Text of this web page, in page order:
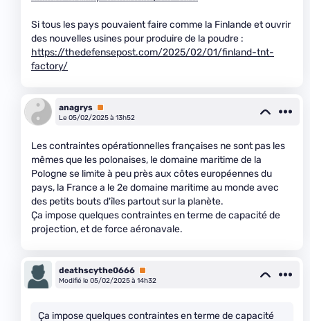
Si tous les pays pouvaient faire comme la Finlande et ouvrir
des nouvelles usines pour produire de la poudre :
https://thedefensepost.com/2025/02/01/finland-tnt-
factory/
anagrys Premium
Le 05/02/2025 à 13h52
Les contraintes opérationnelles françaises ne sont pas les
mêmes que les polonaises, le domaine maritime de la
Pologne se limite à peu près aux côtes européennes du
pays, la France a le 2e domaine maritime au monde avec
des petits bouts d'îles partout sur la planète.
Ça impose quelques contraintes en terme de capacité de
projection, et de force aéronavale.
deathscythe0666 Premium
Modifié le 05/02/2025 à 14h32
Ça impose quelques contraintes en terme de capacité